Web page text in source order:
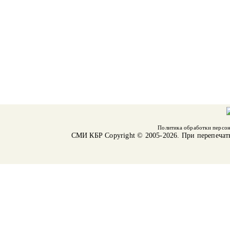
Политика обработки
СМИ КБРCopyright © 2005-2026. При